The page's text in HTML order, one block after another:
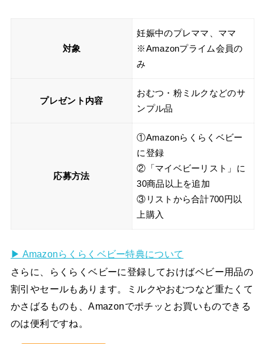
対象
妊娠中のプレママ、ママ
※Amazonプライム会員の
み
プレゼント内容
おむつ・粉ミルクなどのサ
ンプル品
応募方法
①Amazonらくらくベビー
に登録
②「マイベビーリスト」に
30商品以上を追加
③リストから合計700円以
上購入
▶︎ Amazonらくらくベビー特典について
さらに、らくらくベビーに登録しておけばベビー用品の
割引やセールもあります。ミルクやおむつなど重たくて
かさばるものも、Amazonでポチッとお買いものできる
のは便利ですね。